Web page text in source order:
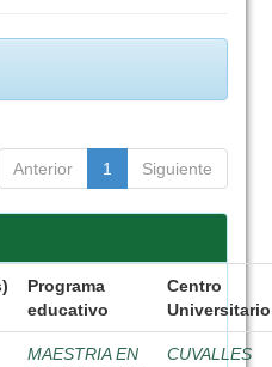
Anterior 1 Siguiente
Programa
educativo
Centro
Universitario
MAESTRIA EN
CUVALLES